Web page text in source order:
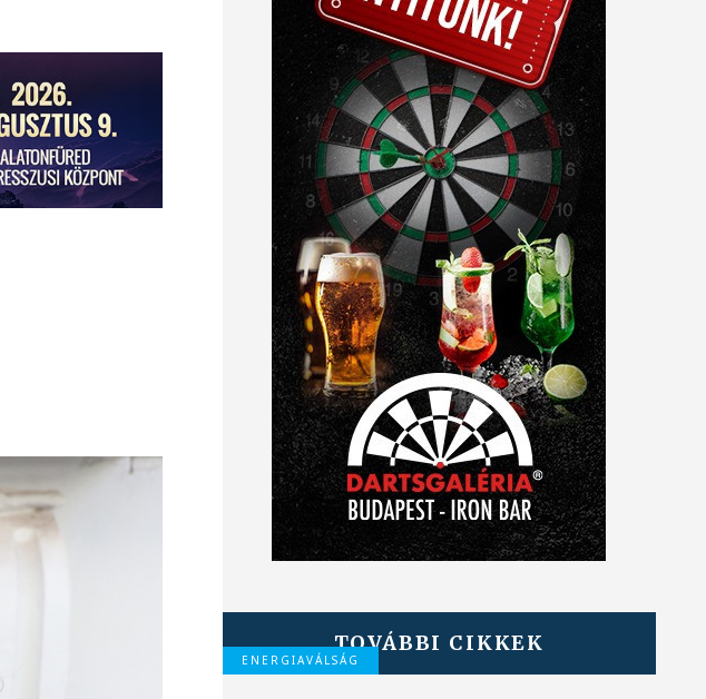
TOVÁBBI CIKKEK
ENERGIAVÁLSÁG